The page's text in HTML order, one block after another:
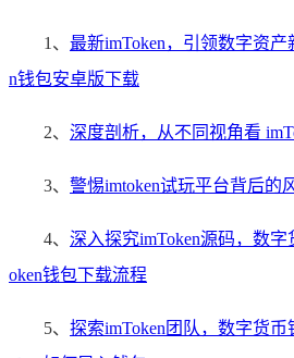
1、 最新imToken，引领数字资
n钱包安卓版下载
2、 深度剖析，从不同视角看
3、 警惕imtoken试玩平台背后的
4、 深入探究imToken源码，数
oken钱包下载流程
5、 探索imToken团队，数字货